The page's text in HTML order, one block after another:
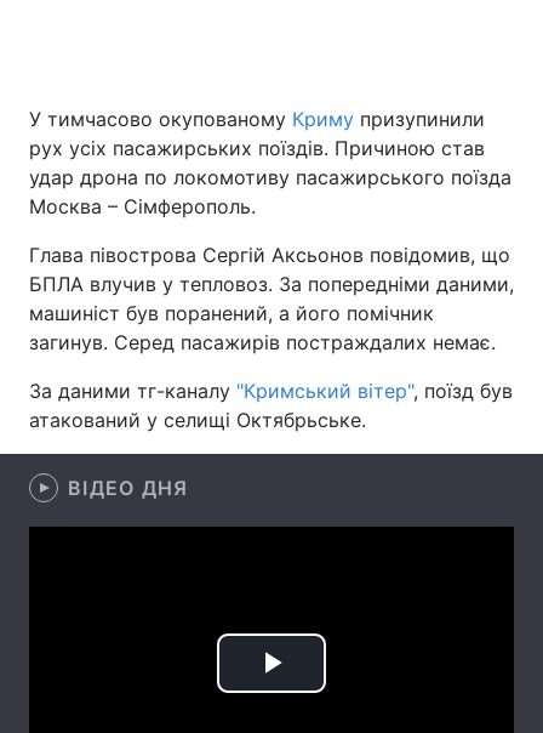
Головна Війна
Україна Політика
Спорт Наука
Техно і зв'язок Лайт
Зброя Інциденти
Цікавинки
Статті
У тимчасово окупованому Криму призупинили
рух усіх пасажирських поїздів. Причиною став
удар дрона по локомотиву пасажирського поїзда
Москва – Сімферополь.
Глава півострова Сергій Аксьонов повідомив, що
БПЛА влучив у тепловоз. За попередніми даними,
машиніст був поранений, а його помічник
загинув. Серед пасажирів постраждалих немає.
За даними тг-каналу "Кримський вітер", поїзд був
атакований у селищі Октябрьське.
ВІДЕО ДНЯ
Play